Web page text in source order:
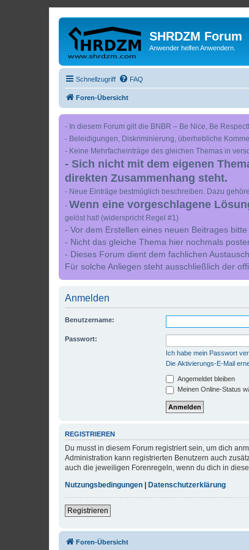
SHRDZM Forum
Anwender helfen Anwendern.
Schnellzugriff FAQ
Foren-Übersicht
- In diesem Forum gilt die BNBR – Be Nice, Be
- Beleidigungen, Diskriminierung, überhebliche
- Keine Mehrfacheinträge des gleichen Themas in
- Sich nicht mit dem eigenen
direkten Zusammenhang steht.
- Neue Einträge bestmöglich beschreiben. Dazu
- Wenn eine vorgeschlagene
gelöst hat! (widerspricht Regel #1)
- Vor dem Erstellen eines neuen Beitrages
- Nicht das gleiche Thema hier nochmals
- Dieses Forum dient dem fachlichen
Für solche Anliegen steht ausschließlich der
Anmelden
Benutzername:
Passwort:
Ich habe mein Passwort
Die Aktivierungs-E-Mail
Angemeldet bleiben
Meinen Online-Status
REGISTRIEREN
Du musst in diesem Forum registriert sein, um dich
Administration kann registrierten Benutzern auch
auch die jeweiligen Forenregeln, wenn du dich in
Nutzungsbedingungen
Datenschutzerklärung
Registrieren
Foren-Übersicht